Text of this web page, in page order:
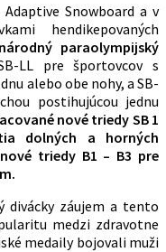
Snowboard a v
hendikepovaných
paraolympijský
LL pre športovcov s
alebo obe nohy, a SB-
postihujúcou jednu
nové triedy SB 1
dolných a horných
triedy B1 – B3 pre
divácky záujem a tento
medzi zdravotne
medaily bojovali muži